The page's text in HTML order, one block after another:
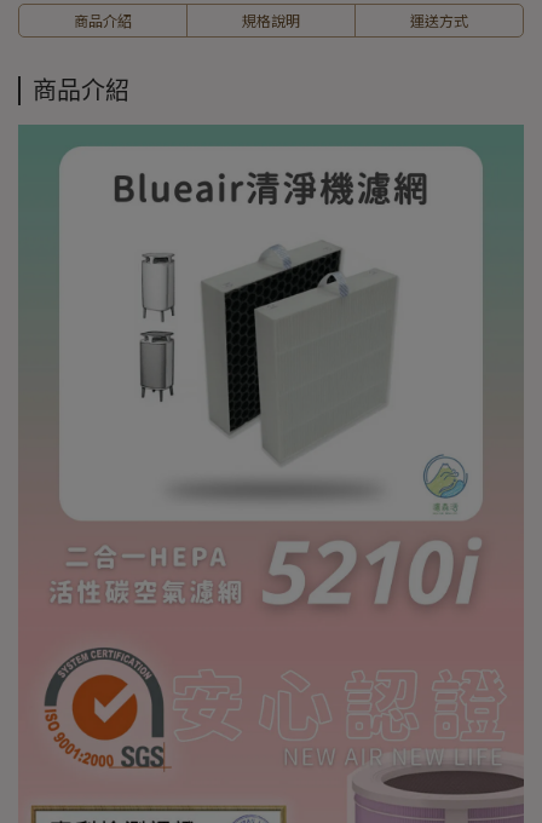
商品介紹 規格說明 運送方式
商品介紹